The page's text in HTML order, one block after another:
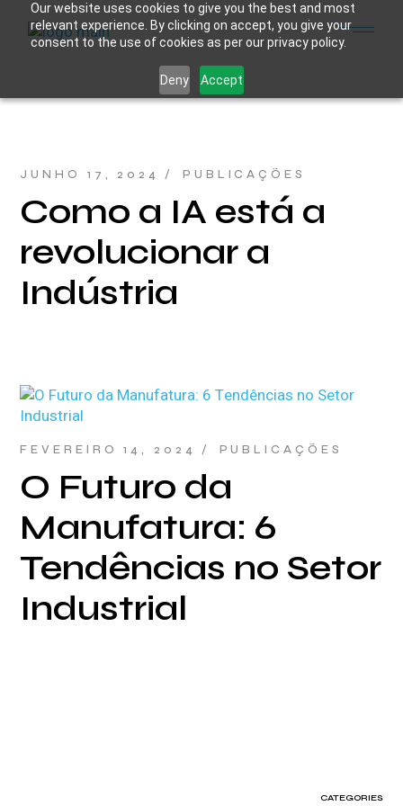
Our website uses cookies to give you the best and most
relevant experience. By clicking on accept, you give your
consent to the use of cookies as per our privacy policy.
Deny Accept
content
JUNHO 17, 2024 PUBLICAÇÕES
Como a IA está a
revolucionar a
Indústria
FEVEREIRO 14, 2024 PUBLICAÇÕES
O Futuro da
Manufatura: 6
Tendências no Setor
Industrial
CATEGORIES